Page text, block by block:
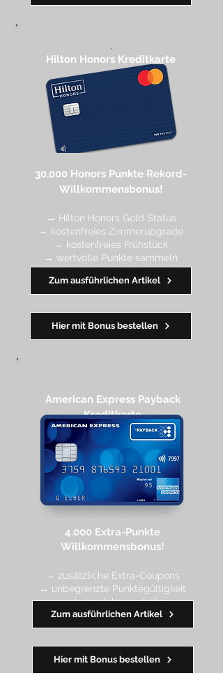
,
Hilton Honors Kreditkarte​
30.000 Honors Punkte Rekord-
Willkommensbonus!
→ Hilton Honors Gold Status
→ kostenfreies Zimmerupgrade
→ kostenfreies Frühstück
→ wertvolle Punkte sammeln
→ Early Check-in + Late Check-out
━━━━━━━
Hier mit Bonus bestellen
Zum ausführlichen Artikel
American Express Payback
Kreditkarte​
4.000 Extra-Punkte
Willkommensbonus!
→ zusätzliche Extra-Coupons
→ unbegrenzte Punktegültigkeit
→ keine Jahresgebühr
━━━━━━━
Hier mit Bonus bestellen
Zum ausführlichen Artikel